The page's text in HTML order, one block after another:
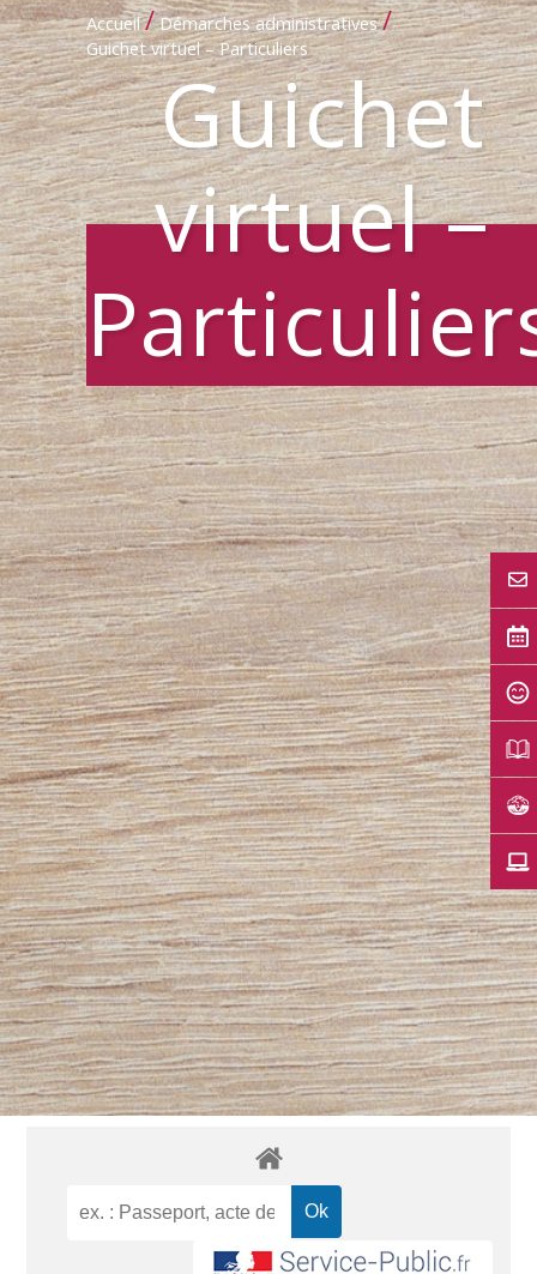
Accueil / Démarches administratives /
Guichet virtuel – Particuliers
Guichet
virtuel –